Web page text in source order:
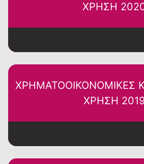
ΧΡΗΣΗ
ΧΡΗΜΑΤΟΟΙΚΟΝΟΜΙΚΕΣ
ΧΡΗΣΗ